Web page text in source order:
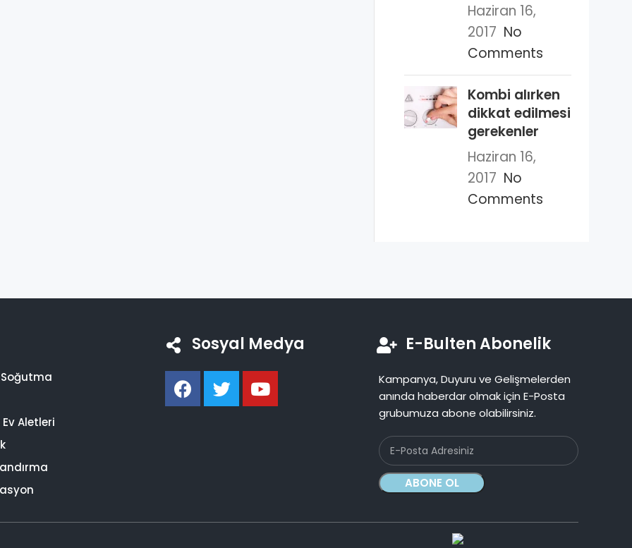
Haziran 16,
2017 No
Comments
Kombi alırken
dikkat edilmesi
gerekenler
Haziran 16,
2017 No
Comments
Aletleri
Sosyal Medya E-Bulten Abonelik
Kampanya, Duyuru ve Gelişmelerden
anında haberdar olmak için E-Posta
grubumuza abone olabilirsiniz.